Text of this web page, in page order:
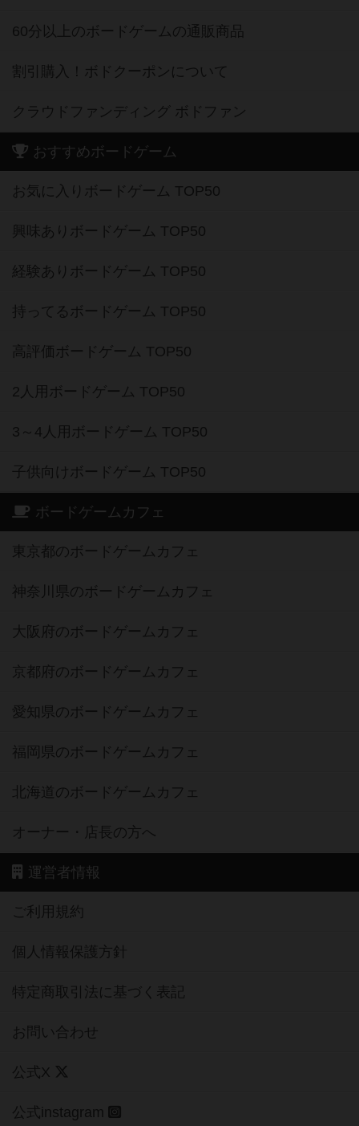
60分以上のボードゲームの通販商品
割引購入！ボドクーポンについて
クラウドファンディング ボドファン
おすすめボードゲーム
お気に入りボードゲーム TOP50
興味ありボードゲーム TOP50
経験ありボードゲーム TOP50
持ってるボードゲーム TOP50
高評価ボードゲーム TOP50
2人用ボードゲーム TOP50
3～4人用ボードゲーム TOP50
子供向けボードゲーム TOP50
ボードゲームカフェ
東京都のボードゲームカフェ
神奈川県のボードゲームカフェ
大阪府のボードゲームカフェ
京都府のボードゲームカフェ
愛知県のボードゲームカフェ
福岡県のボードゲームカフェ
北海道のボードゲームカフェ
オーナー・店長の方へ
運営者情報
ご利用規約
個人情報保護方針
特定商取引法に基づく表記
お問い合わせ
公式X
公式instagram